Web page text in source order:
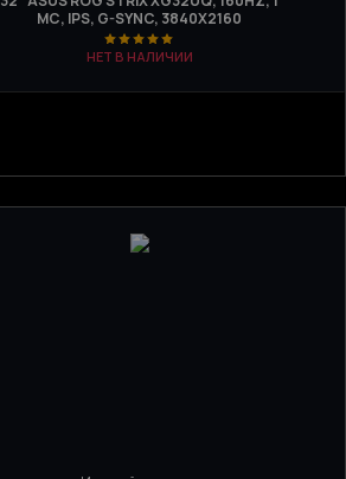
МС, IPS, G-SYNC, 3840X2160
НЕТ В НАЛИЧИИ